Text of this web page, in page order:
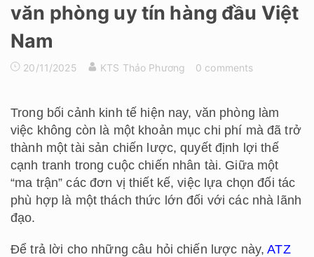
văn phòng uy tín hàng đầu Việt
Nam
20/11/2025 KTS Thảo Phương 0 comments
Trong bối cảnh kinh tế hiện nay, văn phòng làm
việc không còn là một khoản mục chi phí mà đã trở
thành một tài sản chiến lược, quyết định lợi thế
cạnh tranh trong cuộc chiến nhân tài. Giữa một
“ma trận” các đơn vị thiết kế, việc lựa chọn đối tác
phù hợp là một thách thức lớn đối với các nhà lãnh
đạo.
Để trả lời cho những câu hỏi chiến lược này,ATZ